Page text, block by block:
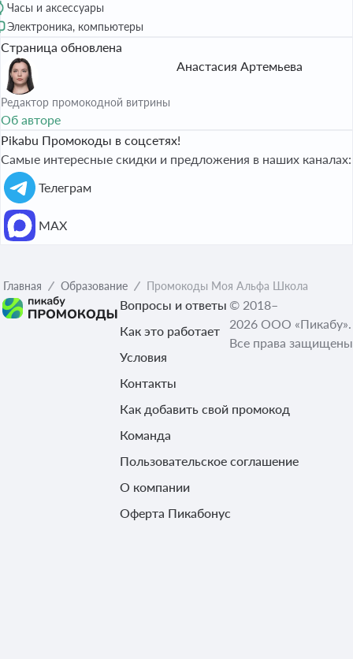
Часы и аксессуары
Электроника, компьютеры
Страница обновлена
Анастасия Артемьева
Редактор промокодной витрины
Об авторе
Pikabu Промокоды в соцсетях!
Самые интересные скидки и предложения в наших каналах:
Телеграм
МАХ
Главная Образование Промокоды Моя Альфа Школа
Вопросы и ответы
Как это работает
Условия
Контакты
Как добавить свой промокод
Команда
Пользовательское соглашение
О компании
Оферта Пикабонус
© 2018–
2026 ООО «Пикабу».
Все права защищены